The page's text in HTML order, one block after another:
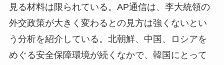
見る材料は限られている。AP通信は、李大統領の
外交政策が大きく変わるとの見方は強くないとい
う分析を紹介している。北朝鮮、中国、ロシアを
めぐる安全保障環境が続くなかで、韓国にとって